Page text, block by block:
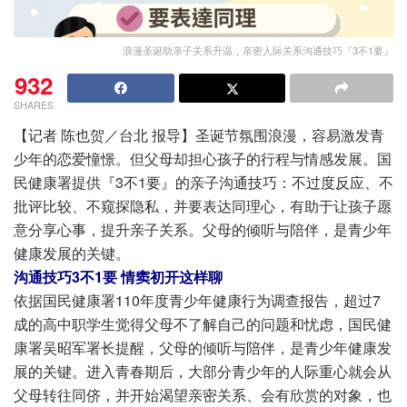
浪漫圣诞助亲子关系升温，亲密人际关系沟通技巧『3不1要』
932
SHARES
【记者 陈也贺／台北 报导】圣诞节氛围浪漫，容易激发青
少年的恋爱憧憬。但父母却担心孩子的行程与情感发展。国
民健康署提供『3不1要』的亲子沟通技巧：不过度反应、不
批评比较、不窥探隐私，并要表达同理心，有助于让孩子愿
意分享心事，提升亲子关系。父母的倾听与陪伴，是青少年
健康发展的关键。
沟通技巧3不1要 情窦初开这样聊
依据国民健康署110年度青少年健康行为调查报告，超过7
成的高中职学生觉得父母不了解自己的问题和忧虑，国民健
康署吴昭军署长提醒，父母的倾听与陪伴，是青少年健康发
展的关键。进入青春期后，大部分青少年的人际重心就会从
父母转往同侪，并开始渴望亲密关系、会有欣赏的对象，也